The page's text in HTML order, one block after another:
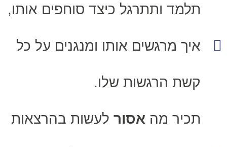
תלמד ותתרגל כיצד סוחפים אותו,
איך מרגשים אותו ומנגנים על כל
קשת הרגשות שלו.
תכיר מה אסור לעשות בהרצאות